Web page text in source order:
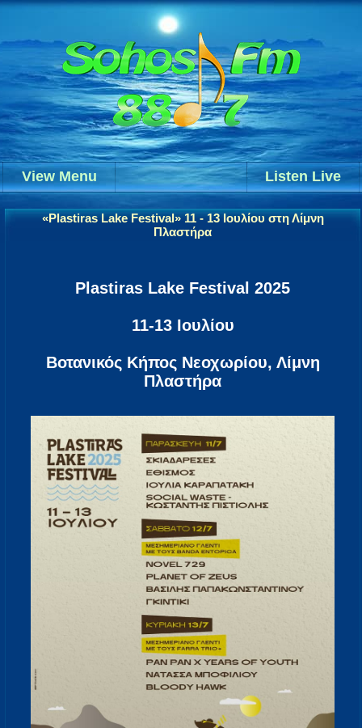
Listen Live
View Menu
«Plastiras Lake Festival» 11 - 13 Ιουλίου στη Λίμνη
Πλαστήρα
Plastiras Lake Festival 2025
11-13 Ιουλίου
Βοτανικός Κήπος Νεοχωρίου, Λίμνη
Πλαστήρα